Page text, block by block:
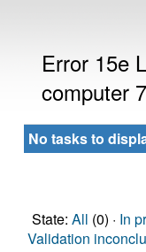
Error 15e
computer
No tasks to
State: All (0) · In
Validation